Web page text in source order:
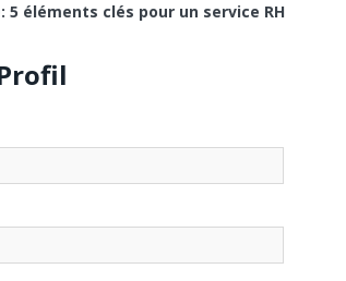
5 éléments clés pour un service RH